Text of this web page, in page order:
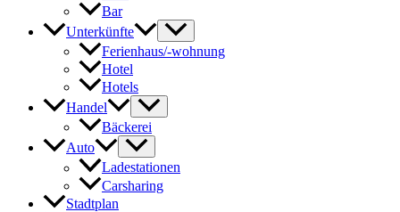
Bar
Unterkünfte
Ferienhaus/-wohnung
Hotel
Hotels
Handel
Bäckerei
Auto
Ladestationen
Carsharing
Stadtplan